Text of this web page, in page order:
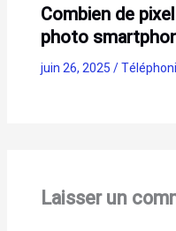
Combien de
photo
juin 26, 2025/
Laisser un